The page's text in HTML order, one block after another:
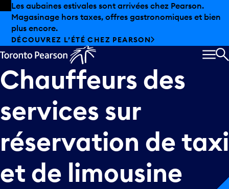
Skip to offers
Passer au contenu principal
Les aubaines estivales sont arrivées chez Pearson.
Magasinage hors taxes, offres gastronomiques et bien
plus encore.
DÉCOUVREZ L’ÉTÉ CHEZ PEARSON
Chauffeurs des
services sur
réservation detaxi
et de limousine